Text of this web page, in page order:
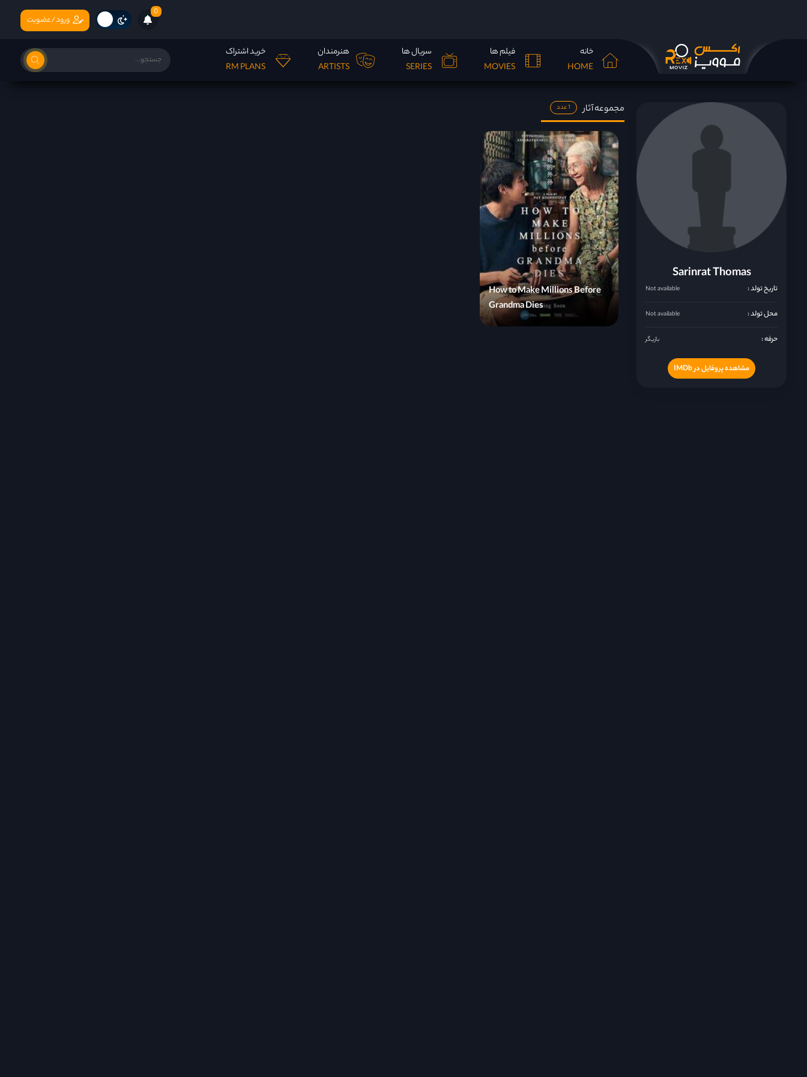
0
خانه
HOME
فیلم ها
MOVIES
سریال ها
SERIES
هنرمندان
ARTISTS
خرید اشتراک
RM PLANS
ورود/عضویت
Sarinrat Thomas
تاریخ تولد : Not available
محل تولد : Not available
حرفه : بازیگر
مشاهده پروفایل در IMDb
مجموعه آثار 1 عدد
How to Make Millions Before
Grandma Dies